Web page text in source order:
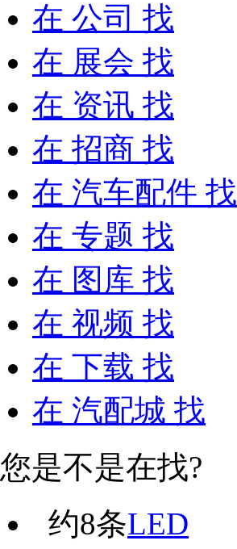
在 公司 找
在 展会 找
在 资讯 找
在 招商 找
在 汽车配件 找
在 专题 找
在 图库 找
在 视频 找
在 下载 找
在 汽配城 找
您是不是在找?
约8条LED